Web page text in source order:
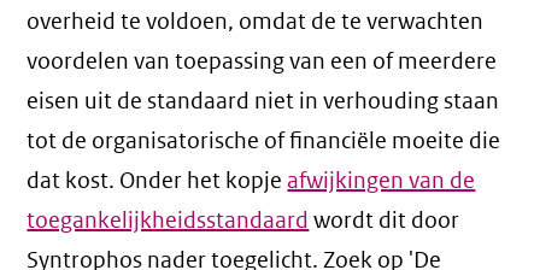
overheid te voldoen, omdat de te verwachten
voordelen van toepassing van een of meerdere
eisen uit de standaard niet in verhouding staan
tot de organisatorische of financiële moeite die
dat kost. Onder het kopje afwijkingen van de
toegankelijkheidsstandaard wordt dit door
Syntrophos nader toegelicht. Zoek op 'De